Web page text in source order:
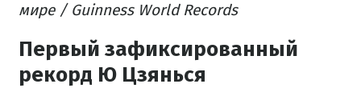
мире / Guinness World Records
Первый зафиксированный
рекорд Ю Цзянься